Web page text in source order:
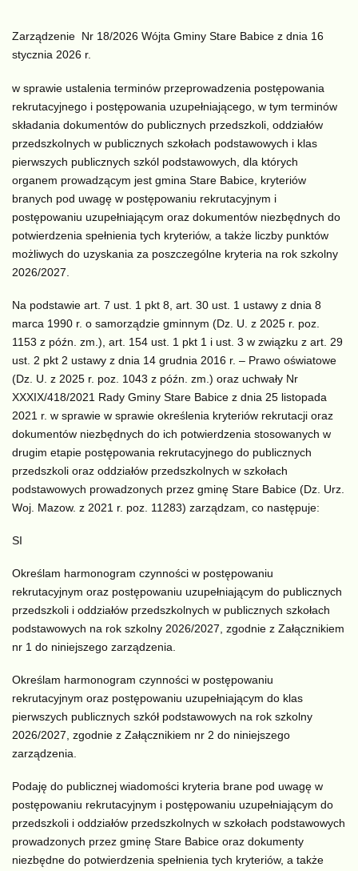
Zarządzenie Nr 18/2026 Wójta Gminy Stare Babice z dnia 16
stycznia 2026 r.
w sprawie ustalenia terminów przeprowadzenia postępowania
rekrutacyjnego i postępowania uzupełniającego, w tym terminów
składania dokumentów do publicznych przedszkoli, oddziałów
przedszkolnych w publicznych szkołach podstawowych i klas
pierwszych publicznych szkól podstawowych, dla których
organem prowadzącym jest gmina Stare Babice, kryteriów
branych pod uwagę w postępowaniu rekrutacyjnym i
postępowaniu uzupełniającym oraz dokumentów niezbędnych do
potwierdzenia spełnienia tych kryteriów, a także liczby punktów
możliwych do uzyskania za poszczególne kryteria na rok szkolny
2026/2027.
Na podstawie art. 7 ust. 1 pkt 8, art. 30 ust. 1 ustawy z dnia 8
marca 1990 r. o samorządzie gminnym (Dz. U. z 2025 r. poz.
1153 z późn. zm.), art. 154 ust. 1 pkt 1 i ust. 3 w związku z art. 29
ust. 2 pkt 2 ustawy z dnia 14 grudnia 2016 r. – Prawo oświatowe
(Dz. U. z 2025 r. poz. 1043 z późn. zm.) oraz uchwały Nr
XXXIX/418/2021 Rady Gminy Stare Babice z dnia 25 listopada
2021 r. w sprawie w sprawie określenia kryteriów rekrutacji oraz
dokumentów niezbędnych do ich potwierdzenia stosowanych w
drugim etapie postępowania rekrutacyjnego do publicznych
przedszkoli oraz oddziałów przedszkolnych w szkołach
podstawowych prowadzonych przez gminę Stare Babice (Dz. Urz.
Woj. Mazow. z 2021 r. poz. 11283) zarządzam, co następuje:
SI
Określam harmonogram czynności w postępowaniu
rekrutacyjnym oraz postępowaniu uzupełniającym do publicznych
przedszkoli i oddziałów przedszkolnych w publicznych szkołach
podstawowych na rok szkolny 2026/2027, zgodnie z Załącznikiem
nr 1 do niniejszego zarządzenia.
Określam harmonogram czynności w postępowaniu
rekrutacyjnym oraz postępowaniu uzupełniającym do klas
pierwszych publicznych szkół podstawowych na rok szkolny
2026/2027, zgodnie z Załącznikiem nr 2 do niniejszego
zarządzenia.
Podaję do publicznej wiadomości kryteria brane pod uwagę w
postępowaniu rekrutacyjnym i postępowaniu uzupełniającym do
przedszkoli i oddziałów przedszkolnych w szkołach podstawowych
prowadzonych przez gminę Stare Babice oraz dokumenty
niezbędne do potwierdzenia spełnienia tych kryteriów, a także